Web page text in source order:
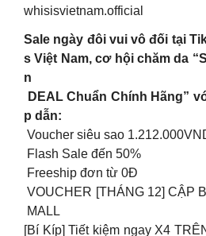
whisisvietnam.official
Sale ngày đôi vui vô đối tại
s Việt Nam, cơ hội chăm da
n
DEAL Chuẩn Chính Hãng”
p dẫn: ​
Voucher siêu sao
Flash Sale đến 50%
Freeship đơn từ 0Đ
VOUCHER [THÁNG 12] CẬP
MALL
[Bí Kíp] Tiết kiệm ngay X4